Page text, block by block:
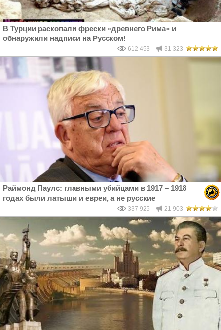
В Турции раскопали фрески «древнего Рима» и
обнаружили надписи на Русском!
612 453 31 323
Раймонд Паулс: главными убийцами в 1917 – 1918
годах были латыши и евреи, а не русские
337 925 21 903